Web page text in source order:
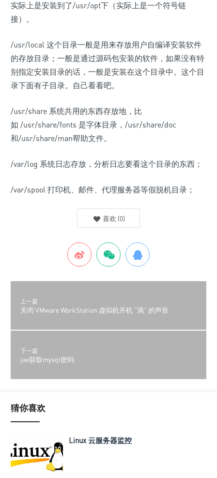
实际上是安装到了/usr/opt下（实际上是一个符号链
接）。
/usr/local 这个目录一般是用来存放用户自编译安装软件
的存放目录；一般是通过源码包安装的软件，如果没有特
别指定安装目录的话，一般是安装在这个目录中。这个目
录下面有子目录。自己看看吧。
/usr/share 系统共用的东西存放地，比
如 /usr/share/fonts 是字体目录，/usr/share/doc
和/usr/share/man帮助文件。
/var/log 系统日志存放，分析日志要看这个目录的东西；
/var/spool 打印机、邮件、代理服务器等假脱机目录；
喜欢 (0)
上一篇
关闭 VMware WorkStation 虚拟机开机 “滴” 的声音
下一篇
jae获取mysql密码
猜你喜欢
Linux 云服务器监控